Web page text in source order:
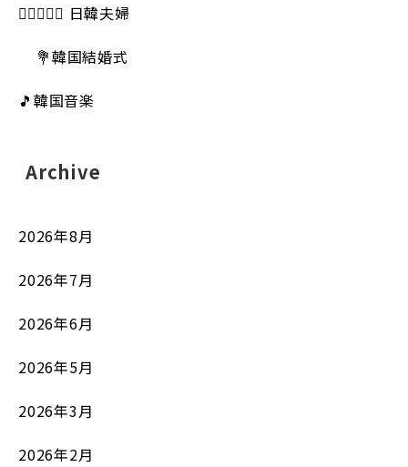
👩🏻‍❤️‍👨🏻 日韓夫婦
💐韓国結婚式
🎵韓国音楽
Archive
2026年8月
2026年7月
2026年6月
2026年5月
2026年3月
2026年2月